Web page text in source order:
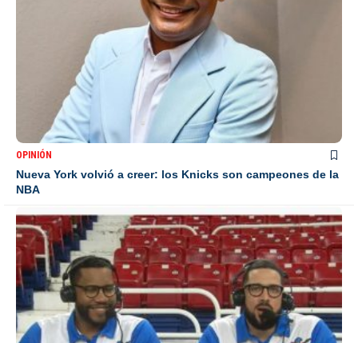
OPINIÓN
Nueva York volvió a creer: los Knicks son campeones de la
NBA